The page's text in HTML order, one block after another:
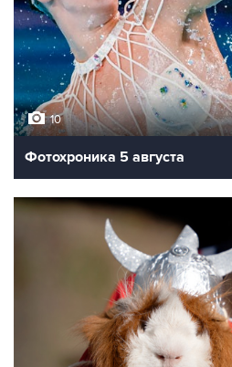
10
Фотохроника 5 августа